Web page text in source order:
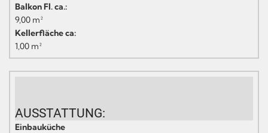
Balkon Fl. ca.:
9,00 m²
Kellerfläche ca:
1,00 m²
AUSSTATTUNG:
Einbauküche